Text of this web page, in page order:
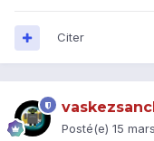
Citer
Posté(e) 15